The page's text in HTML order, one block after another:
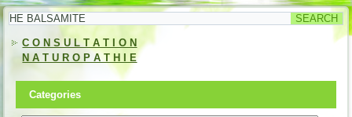
C O N S U L T A T I O N
N A T U R O P A T H I E
Categories